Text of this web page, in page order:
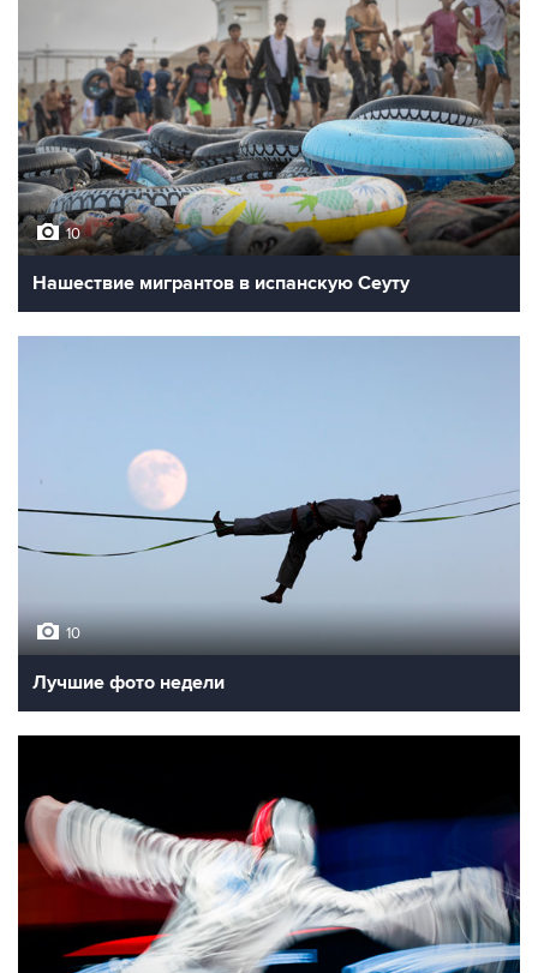
10
Нашествие мигрантов в испанскую Сеуту
10
Лучшие фото недели